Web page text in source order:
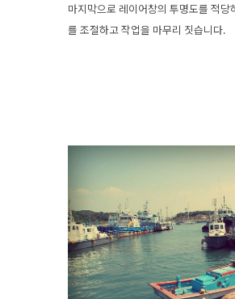
마지막으로 레이어창의 투명도를 적당
를 조절하고 작업을 마무리 짓습니다.